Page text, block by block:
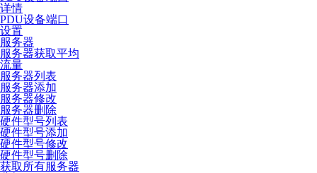
详情
PDU设备端口
设置
服务器
服务器获取平均
流量
服务器列表
服务器添加
服务器修改
服务器删除
硬件型号列表
硬件型号添加
硬件型号修改
硬件型号删除
获取所有服务器